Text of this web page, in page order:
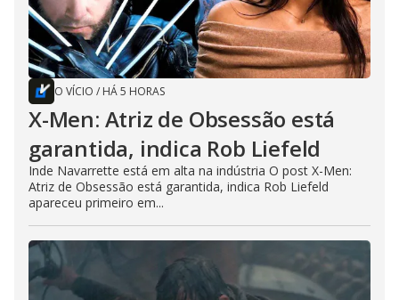
O VÍCIO / HÁ 5 HORAS
X-Men: Atriz de Obsessão está
garantida, indica Rob Liefeld
Inde Navarrette está em alta na indústria O post X-Men:
Atriz de Obsessão está garantida, indica Rob Liefeld
apareceu primeiro em...